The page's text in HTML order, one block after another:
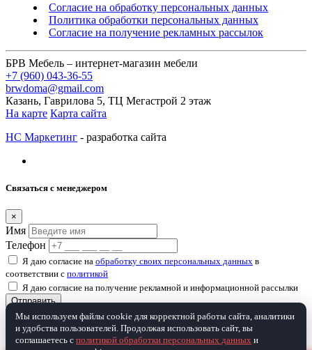
Согласие на обработку персональных данных
Политика обработки персональных данных
Согласие на получение рекламных рассылок
БРВ Мебель – интернет-магазин мебели
+7 (960) 043-36-55
brwdoma@gmail.com
Казань, Гаврилова 5, ТЦ Мегастрой 2 этаж
На карте Карта сайта
НС Маркетинг - разработка сайта
Связаться с менеджером
×
Имя
Телефон
Я даю согласие на обработку своих персональных данных в
соответствии с политикой
Я даю согласие на получение рекламной и информационной рассылки
Отправить
Товар добавлен в корзину
Мы используем файлы cookie для корректной работы сайта, аналитики
и удобства пользователей. Продолжая использовать сайт, вы
соглашаетесь с политикой обработки персональных данных и